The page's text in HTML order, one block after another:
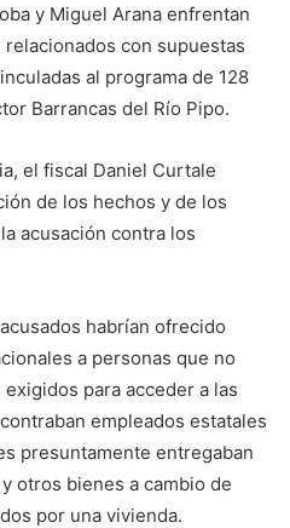
y Miguel Arana enfrentan
con supuestas
al programa de 128
Barrancas del Río Pipo.
el fiscal Daniel Curtale
de los hechos y de los
acusación contra los
habrían ofrecido
a personas que no
para acceder a las
empleados estatales
presuntamente entregaban
otros bienes a cambio de
por una vivienda.